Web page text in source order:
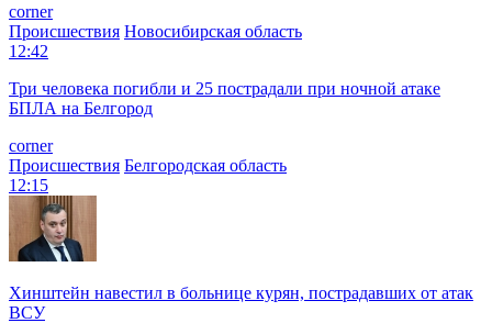
corner
Происшествия Новосибирская область
12:42
Три человека погибли и 25 пострадали при ночной атаке
БПЛА на Белгород
corner
Происшествия Белгородская область
12:15
Хинштейн навестил в больнице курян, пострадавших от атак
ВСУ